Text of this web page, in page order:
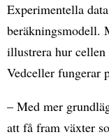
Experimentella
beräkningsmodell.
illustrera hur
Vedceller fungerar
– Med mer
att få fram växter